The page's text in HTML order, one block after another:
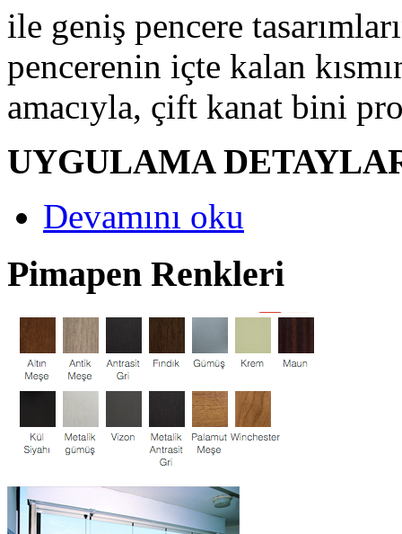
ile geniş pencere
pencerenin içte kalan
amacıyla, çift kanat bini
UYGULAMA
Devamını oku
Pimapen Renkleri